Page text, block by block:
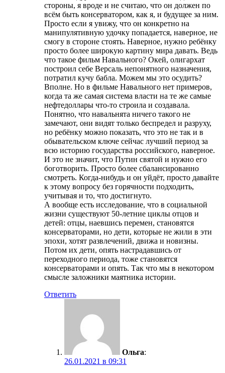
стороны, я вроде и не считаю, что он должен по
всём быть консерватором, как я, и будущее за ним.
Просто если я увижу, что он конкретно на
манипулятивную удочку попадается, наверное, не
смогу в стороне стоять. Наверное, нужно ребёнку
просто более широкую картину мира давать. Ведь
что такое фильм Навального? Окей, олигархат
построил себе Версаль непонятного назначения,
потратил кучу бабла. Можем мы это осудить?
Вполне. Но в фильме Навального нет примеров,
когда та же самая система власти на те же самые
нефтедоллары что-то строила и создавала.
Понятно, что навальнята ничего такого не
замечают, они видят только беспредел и разруху,
но ребёнку можно показать, что это не так и в
обывательском ключе сейчас лучший период за
всю историю государства российского, наверное.
И это не значит, что Путин святой и нужно его
боготворить. Просто более сбалансированно
смотреть. Когда-нибудь и он уйдёт, просто давайте
к этому вопросу без горячности подходить,
учитывая и то, что достигнуто.
А вообще есть исследование, что в социальной
жизни существуют 50-летние циклы отцов и
детей: отцы, наевшись перемен, становятся
консерваторами, но дети, которые не жили в эти
эпохи, хотят развлечений, движа и новизны.
Потом их дети, опять настрадавшись от
переходного периода, тоже становятся
консерваторами и опять. Так что мы в некотором
смысле заложники маятника истории.
Ответить
Ольга:
26.01.2021 в 09:31